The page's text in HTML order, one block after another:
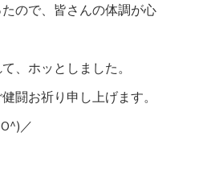
ので、皆さんの体調が心
、ホッとしました。
闘お祈り申し上げます。
／